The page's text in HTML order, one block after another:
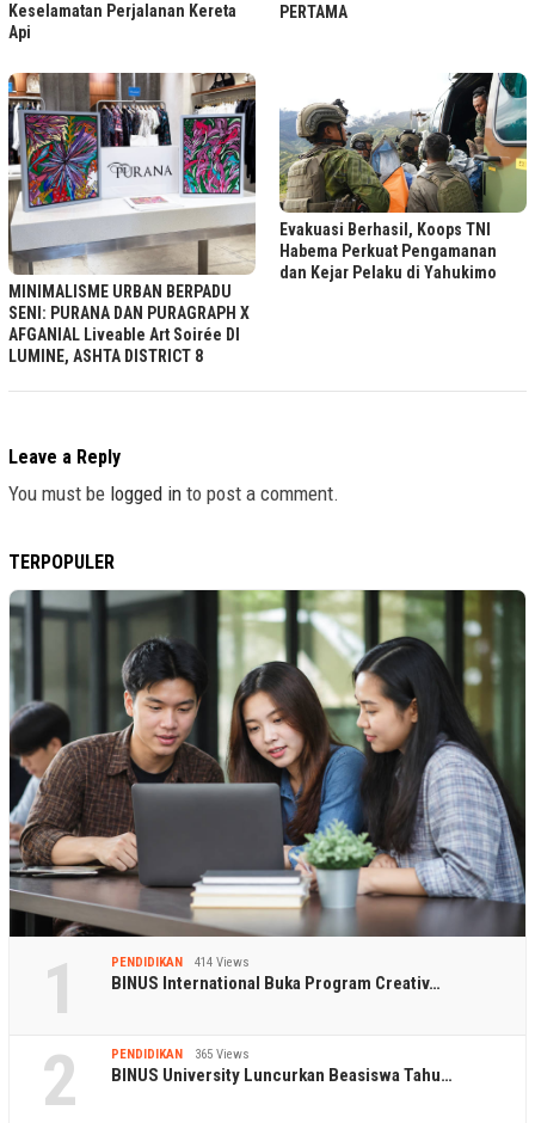
Keselamatan Perjalanan Kereta
Api
PERTAMA
MINIMALISME URBAN BERPADU
SENI: PURANA DAN PURAGRAPH X
AFGANIAL Liveable Art Soirée DI
LUMINE, ASHTA DISTRICT 8
Evakuasi Berhasil, Koops TNI
Habema Perkuat Pengamanan
dan Kejar Pelaku di Yahukimo
Leave a Reply
You must be logged in to post a comment.
TERPOPULER
1 PENDIDIKAN 414 Views
BINUS International Buka Program Creativ…
2 PENDIDIKAN 365 Views
BINUS University Luncurkan Beasiswa Tahu…